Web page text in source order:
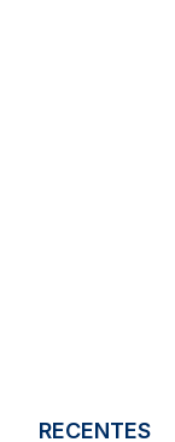
RECENTES